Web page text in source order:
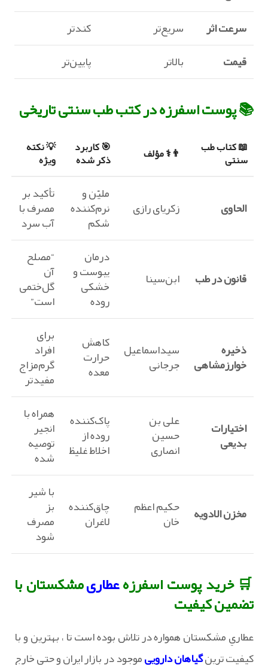
سرعت اثر
سریع‌تر
کندتر
قیمت
بالاتر پایین‌تر
📚 پوست اسفرزه در کتب طب سنتیتاریخی
📖 کتاب طب
سنتی 👨⚕️ مؤلف 🎯 کاربرد
ذکر شده
💡 نکته
ویژه
الحاوی زکریای رازی
ملیّن و
نرم‌کننده
شکم
تأکید بر
مصرف با
آب سرد
قانون در طب ابن‌سینا
درمان
یبوست و
خشکی
روده
“مصلح
آن
گل‌ختمی
است”
ذخیره
خوارزمشاهی
سیداسماعیل
جرجانی
کاهش
حرارت
معده
برای
افراد
گرم‌مزاج
مفیدتر
اختیارات
بدیعی
علی بن
حسین
انصاری
پاک‌کننده
روده از
اخلاط غلیظ
همراه با
انجیر
توصیه
شده
مخزن الادویه حکیم اعظم
خان
چاق‌کننده
لاغران
با شیر
بز
مصرف
شود
🛒 خرید پوست اسفرزهعطاریمشکستان با
تضمین کیفیت
عطاري مشکستان همواره در تلاش بوده است تا ، بهترين و با
کيفيت ترينگیاهان داروییموجود در بازار ايران و حتي خارج